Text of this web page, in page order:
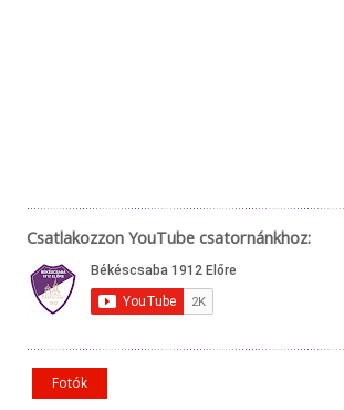
Csatlakozzon YouTube csatornánkhoz:
Fotók